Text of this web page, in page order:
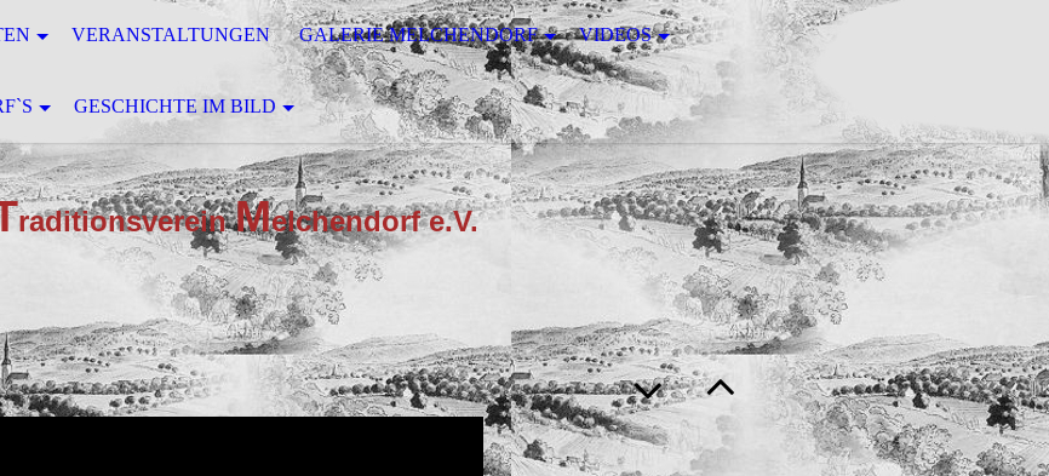
VERANSTALTUNGEN GALERIE MELCHENDORF VIDEOS
GESCHICHTE IM BILD
raditionsvereinMelchendorf e.V.